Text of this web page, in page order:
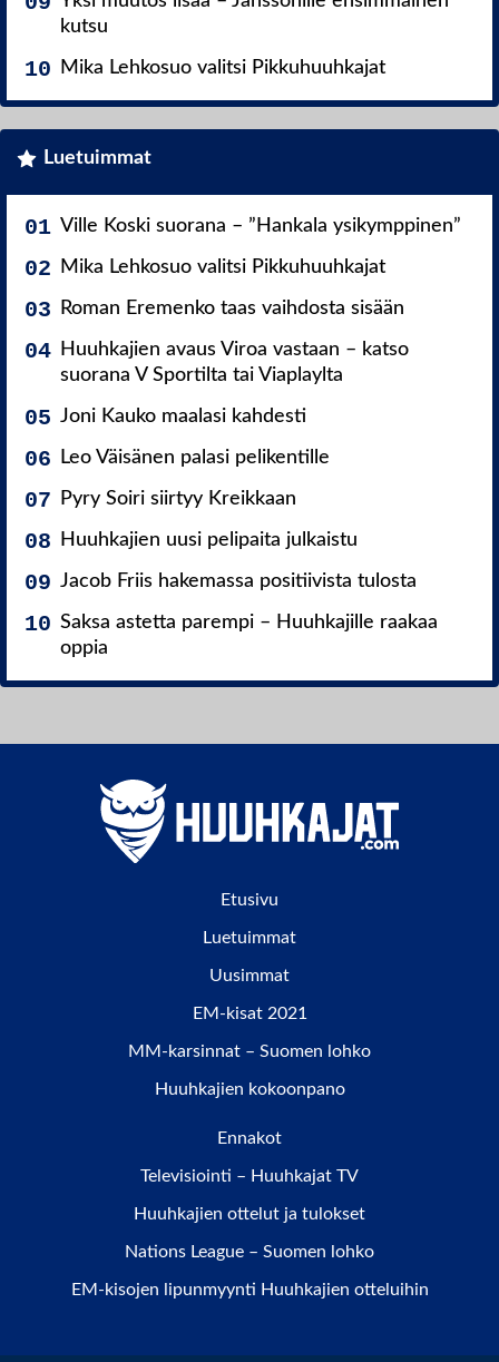
kutsu
Mika Lehkosuo valitsi Pikkuhuuhkajat
Luetuimmat
Ville Koski suorana – ”Hankala ysikymppinen”
Mika Lehkosuo valitsi Pikkuhuuhkajat
Roman Eremenko taas vaihdosta sisään
Huuhkajien avaus Viroa vastaan – katso
suorana V Sportilta tai Viaplaylta
Joni Kauko maalasi kahdesti
Leo Väisänen palasi pelikentille
Pyry Soiri siirtyy Kreikkaan
Huuhkajien uusi pelipaita julkaistu
Jacob Friis hakemassa positiivista tulosta
Saksa astetta parempi – Huuhkajille raakaa
oppia
Etusivu
Luetuimmat
Uusimmat
EM-kisat 2021
MM-karsinnat – Suomen lohko
Huuhkajien kokoonpano
Ennakot
Televisiointi – Huuhkajat TV
Huuhkajien ottelut ja tulokset
Nations League – Suomen lohko
EM-kisojen lipunmyynti Huuhkajien otteluihin